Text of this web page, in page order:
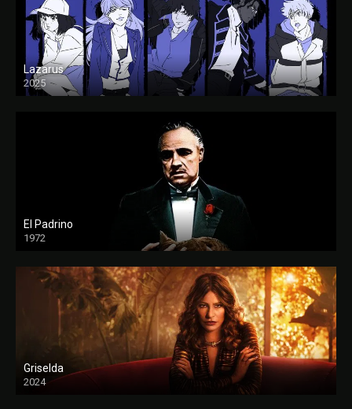
Lazarus
2025
El Padrino
1972
FULL HD
Griselda
2024